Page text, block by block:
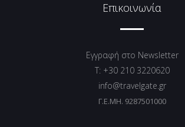
Επικοινωνία
Εγγραφή στο Newsletter
T: +30 210 3220620
info@travelgate.gr
Γ.Ε.ΜΗ. 9287501000